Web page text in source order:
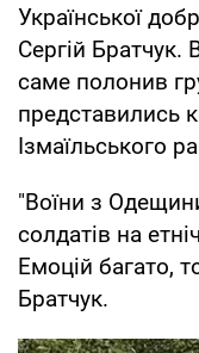
Української
Сергій Братчук.
саме полонив
представились
Ізмаїльського
"Воїни з
солдатів на
Емоцій багато,
Братчук.